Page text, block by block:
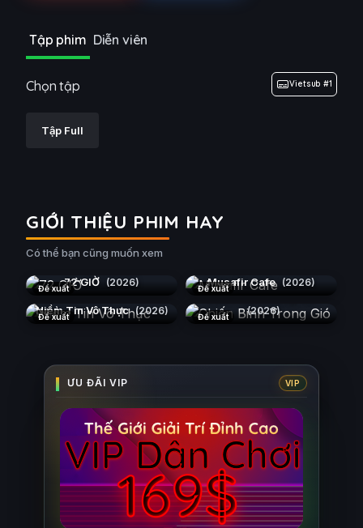
Tập phim Diễn viên
Chọn tập Vietsub #1
Tập Full
GIỚI THIỆU PHIM HAY
Có thể bạn cũng muốn xem
Đề xuất72 GIỜ (2026) Đề xuất
Musafir Cafe (2026)
Đề xuất
Niềm Tin Vô Thực (2026) Đề xuất (2026)